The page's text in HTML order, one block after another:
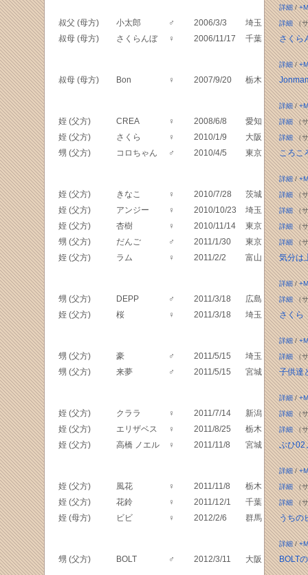
詳細/
叔父 (母方) 小太郎 ♂ 2006/3/3 埼玉 詳細（サ
叔母 (母方) さくらんぼ ♀ 2006/11/17 千葉 さくら
詳細/
叔母 (母方) Bon ♀ 2007/9/20 栃木
詳細/
姪 (父方) CREA ♀ 2008/6/8 愛知 詳細（サ
姪 (父方) さくら ♀ 2010/1/9 大阪 詳細（サ
甥 (父方) コロちゃん ♂ 2010/4/5 東京 ころこ
詳細/
姪 (父方) きなこ ♀ 2010/7/28 茨城 詳細（サ
姪 (父方) アンジー ♀ 2010/10/23 埼玉 詳細（サ
姪 (父方) 杏樹 ♀ 2010/11/14 東京 詳細（サ
甥 (父方) だんご ♂ 2011/1/30 東京 詳細（サ
姪 (父方) ラム ♀ 2011/2/2 富山 気分は
詳細/
甥 (父方) DEPP ♂ 2011/3/18 広島 詳細（サ
姪 (父方) 桜 ♀ 2011/3/18 埼玉 さくら
詳細/
甥 (父方) 豪 ♂ 2011/5/15 埼玉 詳細（サ
甥 (父方) 来夢 ♂ 2011/5/15 宮城 子供達
詳細/
姪 (父方) クララ ♀ 2011/7/14 新潟 詳細（サ
姪 (父方) エリザベス ♀ 2011/8/25 栃木 詳細（サ
姪 (父方) 高橋 ノエル ♀ 2011/11/8 宮城 ぶひ02
詳細/
姪 (父方) 風花 ♀ 2011/11/8 栃木 詳細（サ
姪 (父方) 花鈴 ♀ 2011/12/1 千葉 詳細（サ
姪 (母方) ビビ ♀ 2012/2/6 群馬 うちの
詳細/
甥 (父方) BOLT ♂ 2012/3/11 大阪 BOLT